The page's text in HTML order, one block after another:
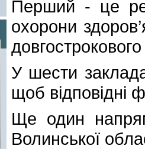
Перший - це
охорони
У шести
щоб відповідні
Ще один
Волинської